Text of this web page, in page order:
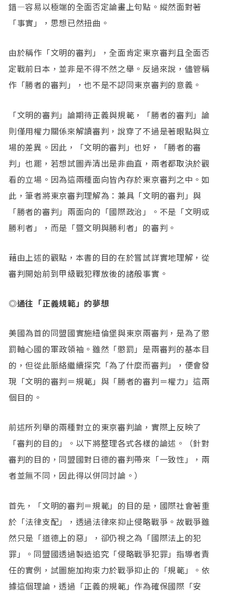
錯—容易以極端的全面否定論畫上句點。縱然面對著
「事實」，思想已然扭曲。
由於稱作「文明的審判」，全面肯定東京審判且全面否
定戰前日本，並非是不得不然之舉。反過來說，儘管稱
作「勝者的審判」，也不是不認同東京審判的意義。
「文明的審判」論期待正義與規範，「勝者的審判」論
則僅用權力關係來解讀審判，說穿了不過是著眼點與立
場的差異。因此，「文明的審判」也好，「勝者的審
判」也罷，若想試圖弄清出是非曲直，兩者都取決於觀
看的立場。因為這兩種面向皆內存於東京審判之中。如
此，筆者將東京審判理解為：兼具「文明的審判」與
「勝者的審判」兩面向的「國際政治」。不是「文明或
勝利者」，而是「暨文明與勝利者」的審判。
藉由上述的觀點，本書的目的在於嘗試詳實地理解，從
審判開始前到甲級戰犯釋放後的諸般事實。
◎通往「正義規範」的夢想
美國為首的同盟國實施紐倫堡與東京兩審判，是為了懲
罰軸心國的軍政領袖。雖然「懲罰」是兩審判的基本目
的，但從此脈絡繼續探究「為了什麼而審判」，便會發
現「文明的審判＝規範」與「勝者的審判＝權力」這兩
個目的。
前述所列舉的兩種對立的東京審判論，實際上反映了
「審判的目的」。以下將整理各式各樣的論述。（針對
審判的目的，同盟國對日德的審判帶來「一致性」，兩
者並無不同，因此得以併同討論。）
首先，「文明的審判＝規範」的目的是，國際社會著重
於「法律支配」，透過法律來抑止侵略戰爭。故戰爭雖
然只是「道德上的惡」，卻仍視之為「國際法上的犯
罪」。同盟國透過製造追究「侵略戰爭犯罪」指導者責
任的實例，試圖施加拘束力於戰爭抑止的「規範」。依
據這個理論，透過「正義的規範」作為確保國際「安